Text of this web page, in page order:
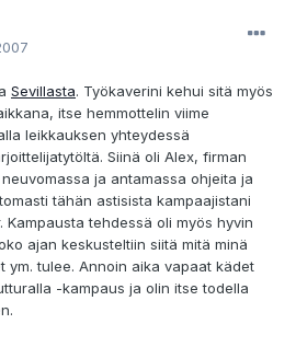
Sevillasta. Työkaverini kehui sitä myös
itse hemmottelin viime
leikkauksen yhteydessä
Siinä oli Alex, firman
ja antamassa ohjeita ja
tähän astisista kampaajistani
tehdessä oli myös hyvin
ajan keskusteltiin siitä mitä minä
ym. tulee. Annoin aika vapaat kädet
-kampaus ja olin itse todella